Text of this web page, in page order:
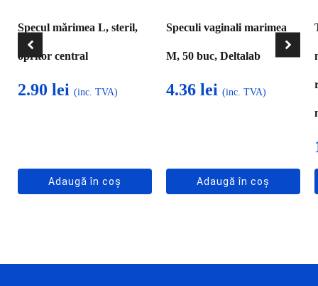
Specul mărimea L, steril,
opritor central
2.90 lei (inc. TVA)
Adaugă în coș
Speculi vaginali marimea
M, 50 buc, Deltalab
4.36 lei (inc. TVA)
Adaugă în coș